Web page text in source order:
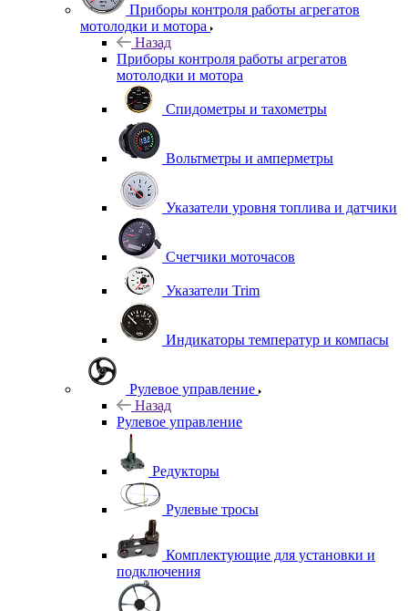
Приборы контроля работы агрегатов
мотолодки и мотора
Назад
Приборы контроля работы агрегатов
мотолодки и мотора
Спидометры и тахометры
Вольтметры и амперметры
Указатели уровня топлива и датчики
Счетчики моточасов
Указатели Trim
Индикаторы температур и компасы
Рулевое управление
Назад
Рулевое управление
Редукторы
Рулевые тросы
Комплектующие для установки и
подключения